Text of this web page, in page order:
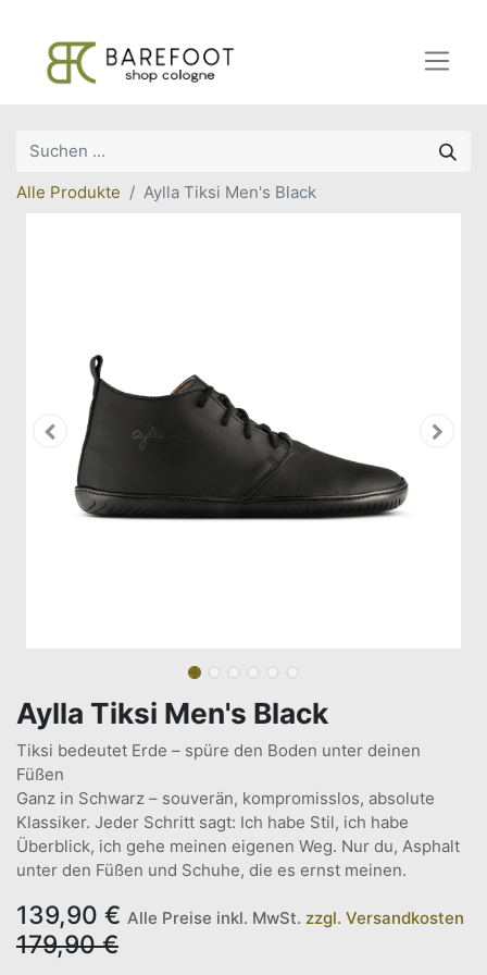
Alle Produkte Aylla Tiksi Men's Black
Aylla Tiksi Men's Black
Tiksi bedeutet Erde – spüre den Boden unter deinen
Füßen
Ganz in Schwarz – souverän, kompromisslos, absolute
Klassiker. Jeder Schritt sagt: Ich habe Stil, ich habe
Überblick, ich gehe meinen eigenen Weg. Nur du, Asphalt
unter den Füßen und Schuhe, die es ernst meinen.
139,90 € Alle Preise inkl. MwSt. zzgl. Versandkosten
179,90€